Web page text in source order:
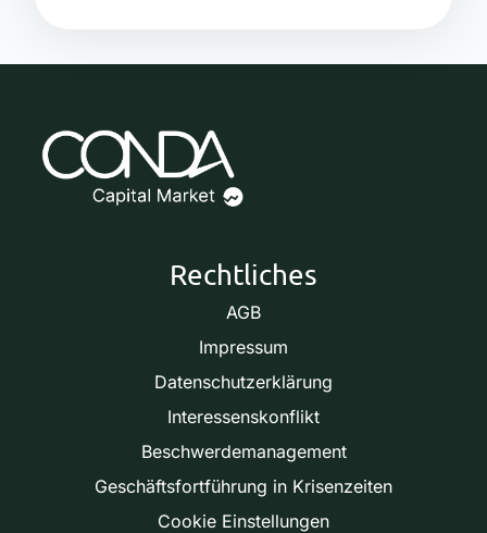
Rechtliches
AGB
Impressum
Datenschutzerklärung
Interessenskonflikt
Beschwerdemanagement
Geschäftsfortführung in Krisenzeiten
Cookie Einstellungen